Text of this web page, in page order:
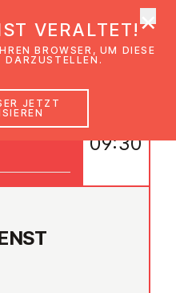
09:30
VERALTET!
BROWSER, UM DIESE
DARZUSTELLEN.
JETZT
×